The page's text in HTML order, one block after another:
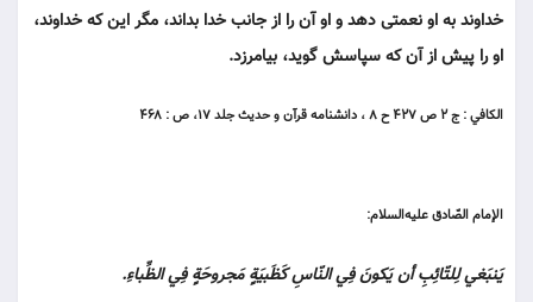
خداوند به او نعمتى دهد و او آن را از جانب خدا بداند، مگر اين كه خداوند،
او را پيش از آن كه سپاسش گويد، بيامرزد.
الكافي : ج ۲ ص ۴۲۷ ح ۸ ، دانشنامه قرآن و حديث جلد ۱۷، ص : ۴۶۸
الإمام الصّادق عليه‌السلام:
يَنبَغي لِلتّائِبِ أن يَكونَ فِي النّاسِ كَظَبيَةٍ مَجروحَةٍ فِي الظِّباءِ.